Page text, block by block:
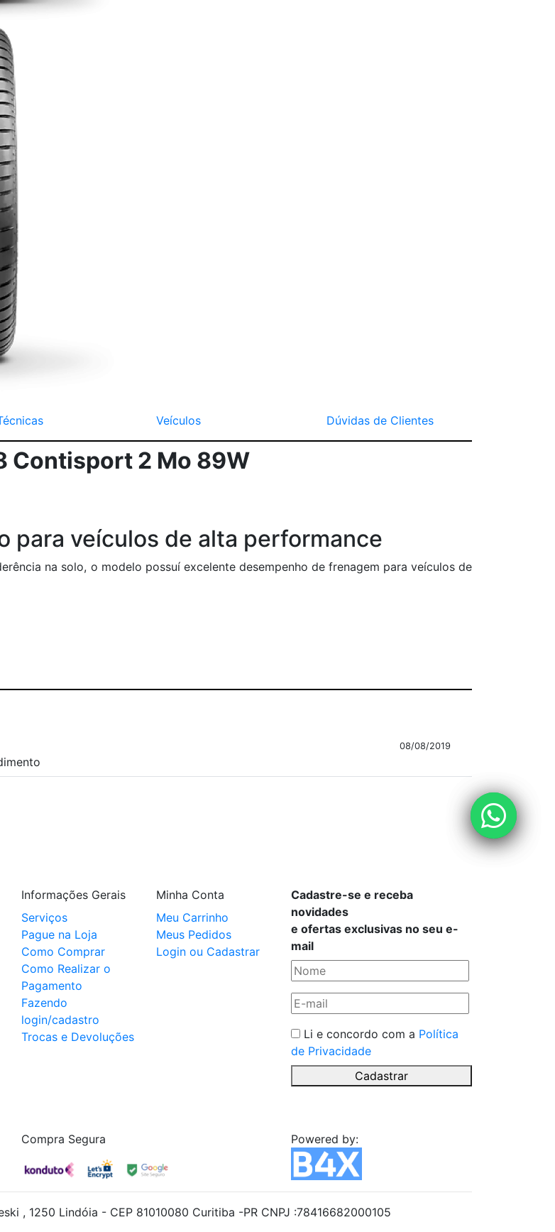
Veículos Dúvidas de Clientes
Contisport 2 Mo 89W
para veículos de alta performance
na solo, o modelo possuí excelente desempenho de frenagem para veículos de
08/08/2019
Informações Gerais
Serviços
Pague na Loja
Como Comprar
Como Realizar o
Pagamento
Fazendo
login/cadastro
Trocas e Devoluções
Minha Conta
Meu Carrinho
Meus Pedidos
Login ou Cadastrar
Cadastre-se e receba
novidades
e ofertas exclusivas no seu e-
mail
Li e concordo com a Política
de Privacidade
Cadastrar
Compra Segura Powered by:
, 1250 Lindóia - CEP 81010080 Curitiba -PR CNPJ :78416682000105